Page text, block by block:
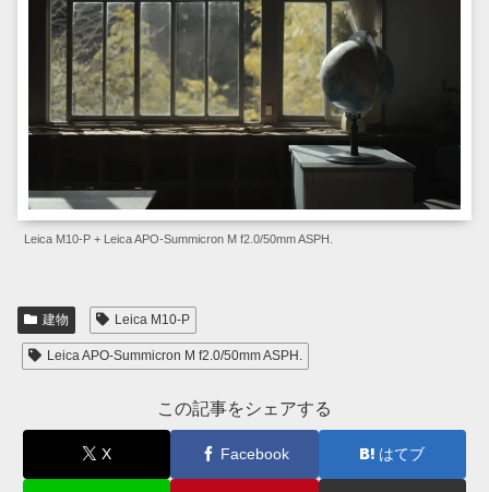
Leica M10-P + Leica APO-Summicron M f2.0/50mm ASPH.
建物 Leica M10-P
Leica APO-Summicron M f2.0/50mm ASPH.
この記事をシェアする
X Facebook はてブ